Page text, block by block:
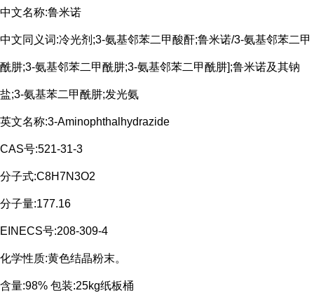
中文名称:鲁米诺
中文同义词:冷光剂;3-氨基邻苯二甲酸酐;鲁米诺/3-氨基邻苯二甲
酰肼;3-氨基邻苯二甲酰肼;3-氨基邻苯二甲酰肼];鲁米诺及其钠
盐;3-氨基苯二甲酰肼;发光氨
英文名称:3-Aminophthalhydrazide
CAS号:521-31-3
分子式:C8H7N3O2
分子量:177.16
EINECS号:208-309-4
化学性质:黄色结晶粉末。
含量:98% 包装:25kg纸板桶